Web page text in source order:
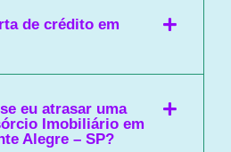
de crédito em
eu atrasar uma
Imobiliário em
Alegre – SP?